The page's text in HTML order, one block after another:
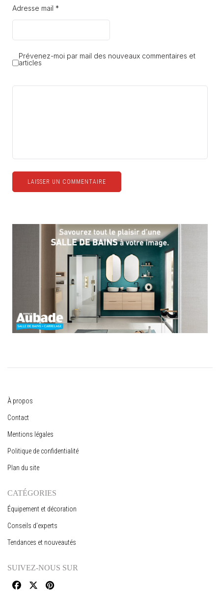
Adresse mail *
Prévenez-moi par mail des nouveaux commentaires et
articles
À propos
Contact
Mentions légales
Politique de confidentialité
Plan du site
CATÉGORIES
Équipement et décoration
Conseils d’experts
Tendances et nouveautés
SUIVEZ-NOUS SUR